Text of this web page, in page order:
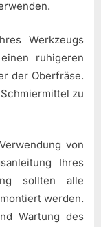
Werkzeugs
ruhigeren
der Oberfräse.
zu
von
Ihres
sollten alle
werden.
Wartung des